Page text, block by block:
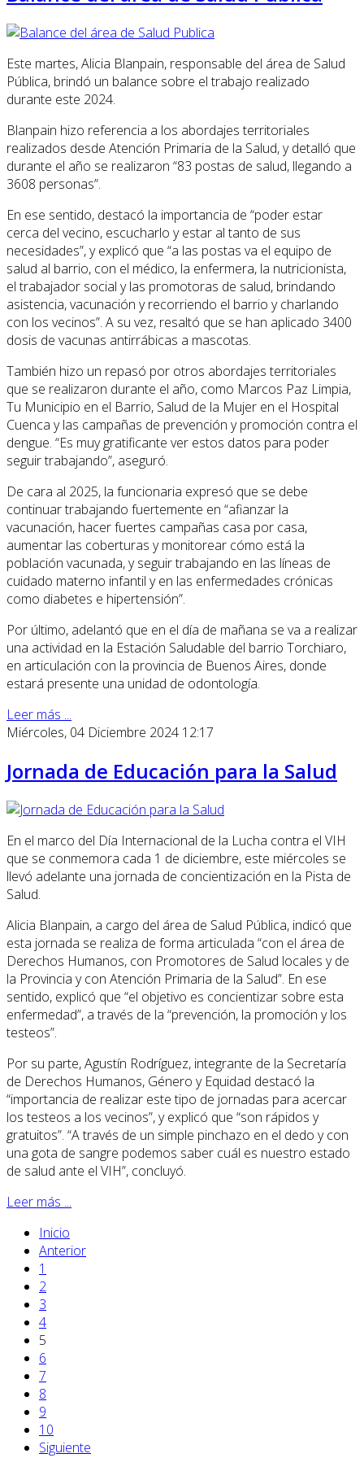
Este martes, Alicia Blanpain, responsable del área de Salud
Pública, brindó un balance sobre el trabajo realizado
durante este 2024.
Blanpain hizo referencia a los abordajes territoriales
realizados desde Atención Primaria de la Salud, y detalló que
durante el año se realizaron “83 postas de salud, llegando a
3608 personas”.
En ese sentido, destacó la importancia de “poder estar
cerca del vecino, escucharlo y estar al tanto de sus
necesidades”, y explicó que “a las postas va el equipo de
salud al barrio, con el médico, la enfermera, la nutricionista,
el trabajador social y las promotoras de salud, brindando
asistencia, vacunación y recorriendo el barrio y charlando
con los vecinos”. A su vez, resaltó que se han aplicado 3400
dosis de vacunas antirrábicas a mascotas.
También hizo un repasó por otros abordajes territoriales
que se realizaron durante el año, como Marcos Paz Limpia,
Tu Municipio en el Barrio, Salud de la Mujer en el Hospital
Cuenca y las campañas de prevención y promoción contra el
dengue. “Es muy gratificante ver estos datos para poder
seguir trabajando”, aseguró.
De cara al 2025, la funcionaria expresó que se debe
continuar trabajando fuertemente en “afianzar la
vacunación, hacer fuertes campañas casa por casa,
aumentar las coberturas y monitorear cómo está la
población vacunada, y seguir trabajando en las líneas de
cuidado materno infantil y en las enfermedades crónicas
como diabetes e hipertensión”.
Por último, adelantó que en el día de mañana se va a realizar
una actividad en la Estación Saludable del barrio Torchiaro,
en articulación con la provincia de Buenos Aires, donde
estará presente una unidad de odontología.
Leer más ...
Miércoles, 04 Diciembre 2024 12:17
Jornada de Educación para la Salud
En el marco del Día Internacional de la Lucha contra el VIH
que se conmemora cada 1 de diciembre, este miércoles se
llevó adelante una jornada de concientización en la Pista de
Salud.
Alicia Blanpain, a cargo del área de Salud Pública, indicó que
esta jornada se realiza de forma articulada “con el área de
Derechos Humanos, con Promotores de Salud locales y de
la Provincia y con Atención Primaria de la Salud”. En ese
sentido, explicó que “el objetivo es concientizar sobre esta
enfermedad”, a través de la “prevención, la promoción y los
testeos”.
Por su parte, Agustín Rodríguez, integrante de la Secretaría
de Derechos Humanos, Género y Equidad destacó la
“importancia de realizar este tipo de jornadas para acercar
los testeos a los vecinos”, y explicó que “son rápidos y
gratuitos”. “A través de un simple pinchazo en el dedo y con
una gota de sangre podemos saber cuál es nuestro estado
de salud ante el VIH”, concluyó.
Leer más ...
Inicio
Anterior
1
2
3
4
5
6
7
8
9
10
Siguiente